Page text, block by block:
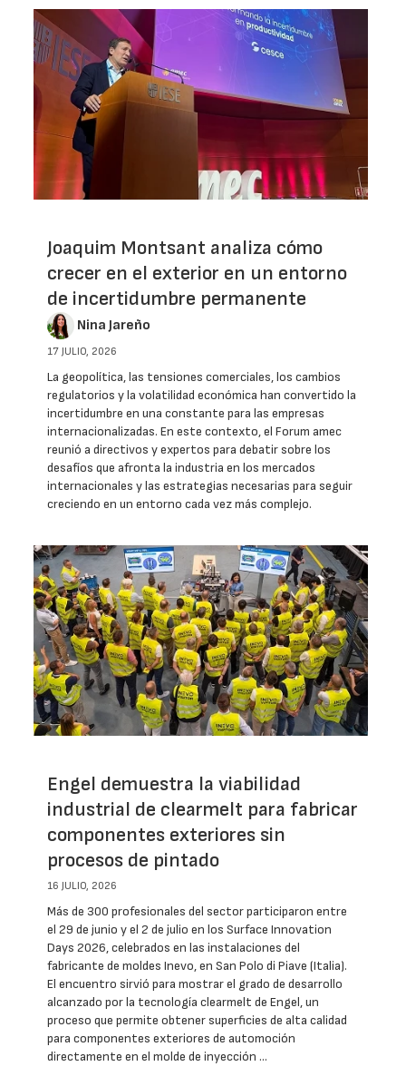
Joaquim Montsant analiza cómo
crecer en el exterior en un entorno
de incertidumbre permanente
Nina Jareño
17 JULIO, 2026
La geopolítica, las tensiones comerciales, los cambios
regulatorios y la volatilidad económica han convertido la
incertidumbre en una constante para las empresas
internacionalizadas. En este contexto, el Forum amec
reunió a directivos y expertos para debatir sobre los
desafíos que afronta la industria en los mercados
internacionales y las estrategias necesarias para seguir
creciendo en un entorno cada vez más complejo.
Engel demuestra la viabilidad
industrial de clearmelt para fabricar
componentes exteriores sin
procesos de pintado
16 JULIO, 2026
Más de 300 profesionales del sector participaron entre
el 29 de junio y el 2 de julio en los Surface Innovation
Days 2026, celebrados en las instalaciones del
fabricante de moldes Inevo, en San Polo di Piave (Italia).
El encuentro sirvió para mostrar el grado de desarrollo
alcanzado por la tecnología clearmelt de Engel, un
proceso que permite obtener superficies de alta calidad
para componentes exteriores de automoción
directamente en el molde de inyección …